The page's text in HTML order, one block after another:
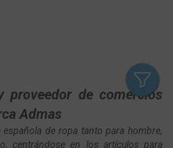
proveedor de comercios
Admas
española de ropa tanto para hombre,
centrándose en los artículos para